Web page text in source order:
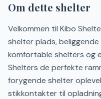
Om dette shelter
Velkommen til Kibo
shelter plads,
komfortable shelters og
Shelters de perfekte
forygende shelter
stikkontakter til